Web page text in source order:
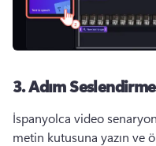
3. Adım
İspanyolca video
metin kutusuna yazın ve